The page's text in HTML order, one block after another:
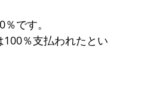
です。
％支払われたとい